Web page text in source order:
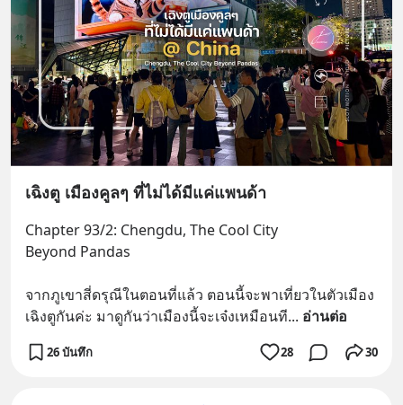
เฉิงตู เมืองคูลๆ ที่ไม่ได้มีแค่แพนด้า
Chapter 93/2: Chengdu, The Cool City
Beyond Pandas
จากภูเขาสี่ดรุณีในตอนที่แล้ว ตอนนี้จะพาเที่ยวในตัวเมือง
เฉิงตูกันค่ะ มาดูกันว่าเมืองนี้จะเจ๋งเหมือนที... อ่านต่อ
26 บันทึก 28 30